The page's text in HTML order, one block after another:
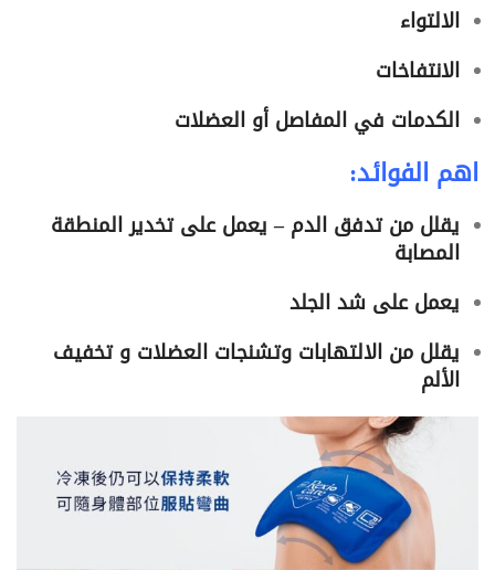
الالتواء
الانتفاخات
الكدمات في المفاصل أو العضلات
اهم الفوائد:
يقلل من تدفق الدم – يعمل على تخدير المنطقة
المصابة
يعمل على شد الجلد
يقلل من الالتهابات وتشنجات العضلات و تخفيف
الألم